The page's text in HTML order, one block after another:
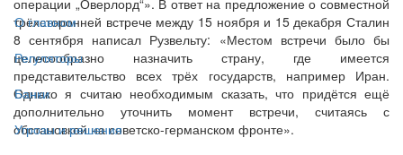
О главном
Регуляторы
Банки
Угрозы и решения
трёхсторонней встрече между 15 ноября и 15 декабря Сталин
8 сентября написал Рузвельту: «Местом встречи было бы
целесообразно назначить страну, где имеется
представительство всех трёх государств, например Иран.
Однако я считаю необходимым сказать, что придётся ещё
дополнительно уточнить момент встречи, считаясь с
обстановкой на советско-германском фронте».